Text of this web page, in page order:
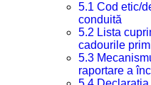
5.1 Cod etic/
conduită
5.2 Lista
cadourile
5.3
raportare a